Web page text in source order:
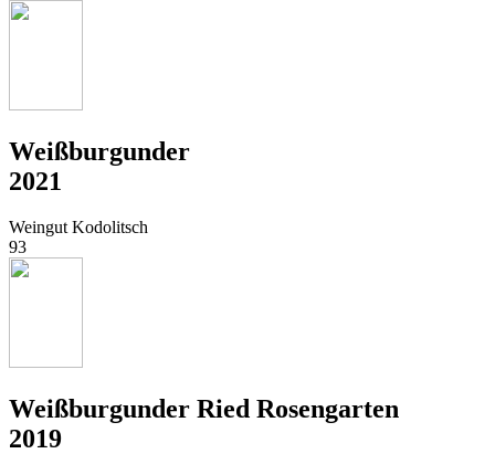
Weißburgunder
2021
Weingut Kodolitsch
93
Weißburgunder Ried Rosengarten
2019